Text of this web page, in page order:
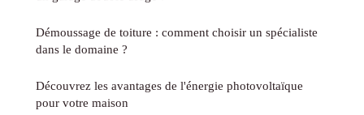
Démoussage de toiture : comment choisir un spécialiste
dans le domaine ?
Découvrez les avantages de l'énergie photovoltaïque
pour votre maison